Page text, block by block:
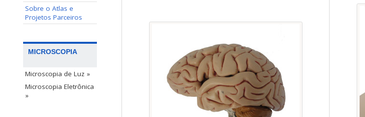
Sobre o Atlas e
Projetos Parceiros
MICROSCOPIA
Microscopia de Luz »
Microscopia Eletrônica
»